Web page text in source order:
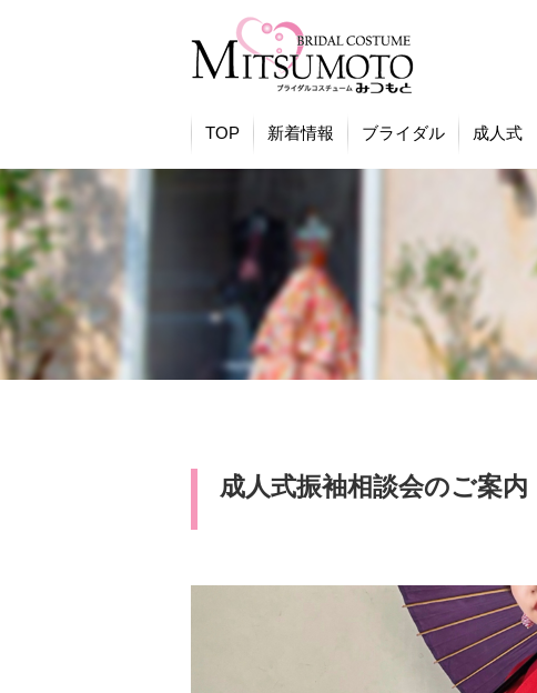
TOP 新着情報 ブライダル 成人式
成人式振袖相談会のご案内